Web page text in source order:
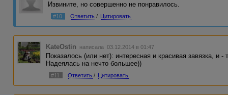
Извините, но совершенно не понравилось.
#10 Ответить / Цитировать
KateOstin написала 03.12.2014 в 01:47
Показалось (или нет): интересная и красивая завязка, и
Надеялась на нечто большее))
#11 Ответить / Цитировать